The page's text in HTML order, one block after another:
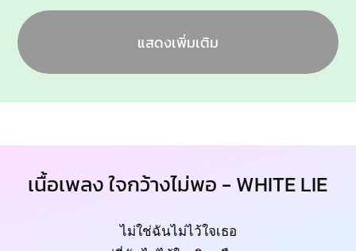
แสดงเพิ่มเติม
เนื้อเพลง ใจกว้างไม่พอ - WHITE LIE
ไม่ใช่ฉันไม่ไว้ใจเธอ